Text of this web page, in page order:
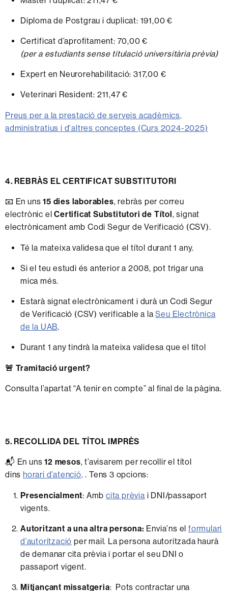
Diploma de Postgrau i duplicat: 191,00 €
Certificat d’aprofitament: 70,00 €
(per a estudiants sense titulació universitària prèvia)
Expert en Neurorehabilitació: 317,00 €
Veterinari Resident: 211,47 €
Preus per a la prestació de serveis acadèmics,
administratius i d'altres conceptes (Curs 2024-2025)
4. REBRÀS EL CERTIFICAT SUBSTITUTORI
📧 En uns15 dies laborables, rebràs per correu
electrònic elCertificat Substitutori de Títol, signat
electrònicament amb Codi Segur de Verificació (CSV).
Té la mateixa validesa que el títol durant 1 any.
Si el teu estudi és anterior a 2008, pot trigar una
mica més.
Estarà signat electrònicament i durà un Codi Segur
de Verificació (CSV) verificable a laSeu Electrònica
de la UAB.
Durant 1 any tindrà la mateixa validesa que el títol
🚨 Tramitació urgent?
Consulta l’apartat “A tenir en compte” al final de la pàgina.
5. RECOLLIDA DEL TÍTOL IMPRÈS
📬 En uns12 mesos, t’avisarem per recollir el títol
dins horari d’atenció. . Tens 3 opcions:
Presencialment: Ambcita prèvia i DNI/passaport
vigents.
Autoritzant a una altra persona: Envia’ns elformulari
d’autorització per mail. La persona autoritzada haurà
de demanar cita prèvia i portar el seu DNI o
passaport vigent.
Mitjançant missatgeria: Pots contractar una